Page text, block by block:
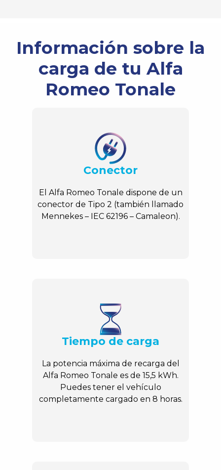
Información sobre la
carga de tu Alfa
Romeo Tonale
Conector
El Alfa Romeo Tonale dispone de un
conector de Tipo 2 (también llamado
Mennekes – IEC 62196 – Camaleon).
Tiempo de carga
La potencia máxima de recarga del
Alfa Romeo Tonale es de 15,5 kWh.
Puedes tener el vehículo
completamente cargado en 8 horas.